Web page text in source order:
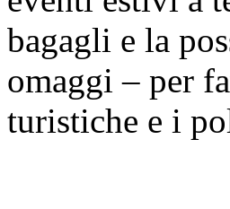
bagagli e la
omaggi – per
turistiche e i